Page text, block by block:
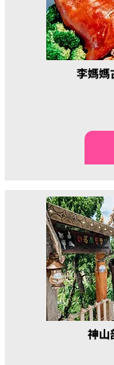
李媽媽
神山